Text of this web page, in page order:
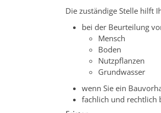
Die zuständige Stelle hilft
bei der Beurteilung
Mensch
Boden
Nutzpflanzen
Grundwasser
wenn Sie ein
fachlich und rechtlich